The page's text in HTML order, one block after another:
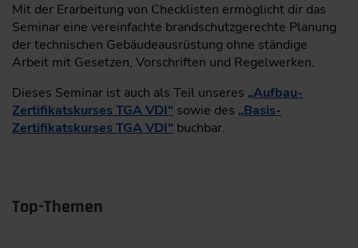
Mit der Erarbeitung von Checklisten ermöglicht dir das
Seminar eine vereinfachte brandschutzgerechte Planung
der technischen Gebäudeausrüstung ohne ständige
Arbeit mit Gesetzen, Vorschriften und Regelwerken.
Dieses Seminar ist auch als Teil unseres „Aufbau-
Zertifikatskurses TGA VDI“ sowie des „Basis-
Zertifikatskurses TGA VDI“ buchbar.
Top-Themen